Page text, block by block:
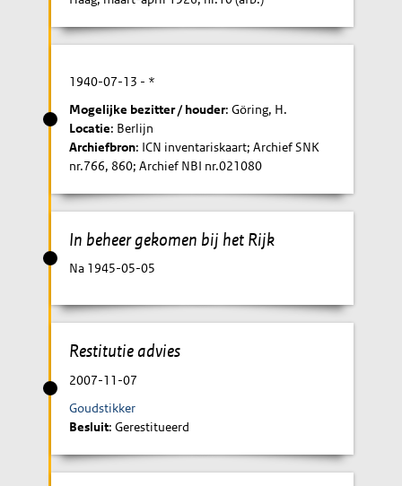
1940-07-13 - *
Mogelijke bezitter / houder: Göring, H.
Locatie: Berlijn
Archiefbron: ICN inventariskaart; Archief SNK
nr.766, 860; Archief NBI nr.021080
In beheer gekomen bij het Rijk
Na 1945-05-05
Restitutie advies
2007-11-07
Goudstikker
Besluit: Gerestitueerd